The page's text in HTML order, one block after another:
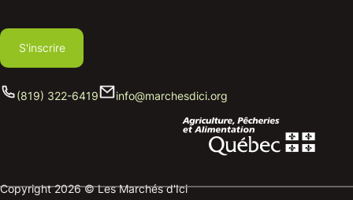
S'inscrire
(819) 322-6419 info@marchesdici.org
Copyright 2026 © Les Marchés d'Ici